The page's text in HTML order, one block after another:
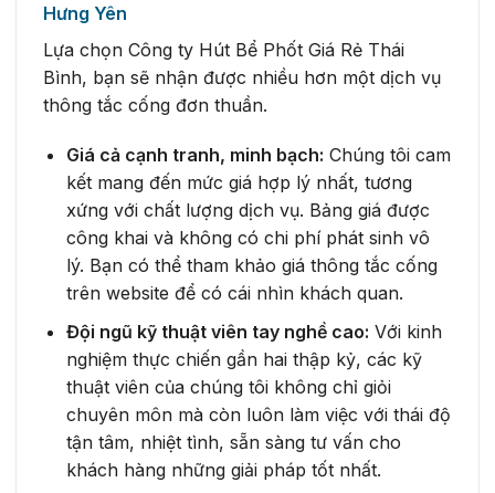
Hưng Yên
Lựa chọn Công ty Hút Bể Phốt Giá Rẻ Thái
Bình, bạn sẽ nhận được nhiều hơn một dịch vụ
thông tắc cống đơn thuần.
Giá cả cạnh tranh, minh bạch: Chúng tôi cam
kết mang đến mức giá hợp lý nhất, tương
xứng với chất lượng dịch vụ. Bảng giá được
công khai và không có chi phí phát sinh vô
lý. Bạn có thể tham khảo giá thông tắc cống
trên website để có cái nhìn khách quan.
Đội ngũ kỹ thuật viên tay nghề cao: Với kinh
nghiệm thực chiến gần hai thập kỷ, các kỹ
thuật viên của chúng tôi không chỉ giỏi
chuyên môn mà còn luôn làm việc với thái độ
tận tâm, nhiệt tình, sẵn sàng tư vấn cho
khách hàng những giải pháp tốt nhất.